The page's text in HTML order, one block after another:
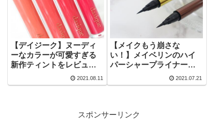
【デイジーク】ヌーディ
ーなカラーが可愛すぎる
新作ティントをレビュ
2021.08.11
【メイクもう崩さな
い！】メイベリンのハイ
パーシャープライナーで
夏をもっと楽しもう！2021.07.21
スポンサーリンク